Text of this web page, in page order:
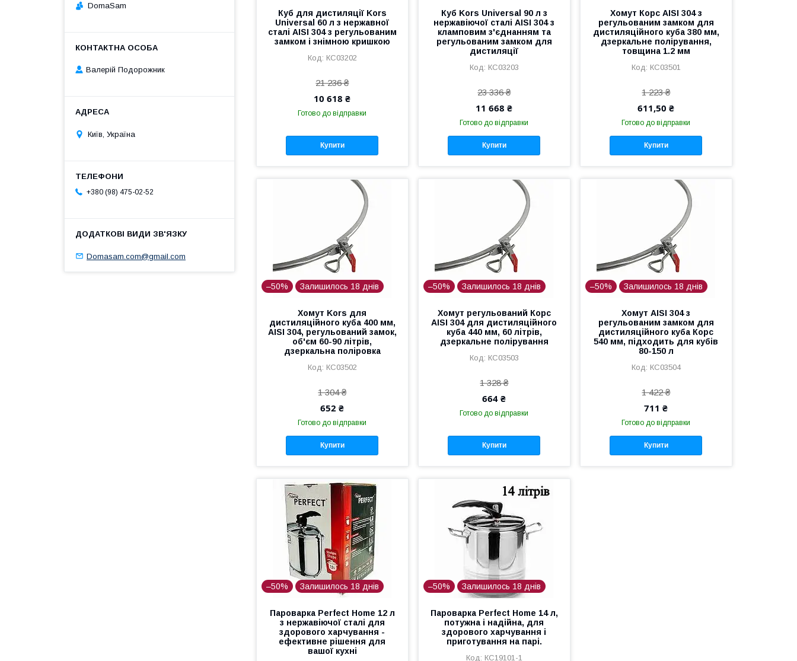
Куб для дистиляції Kors
Universal 60 л з нержавної
сталі AISI 304 з регульованим
замком і знімною кришкою
КС03202
21 236 ₴
10 618 ₴
Готово до відправки
Купити
Куб Kors Universal 90 л з
нержавіючої сталі AISI 304 з
кламповим з'єднанням та
регульованим замком для
дистиляції
КС03203
23 336 ₴
11 668 ₴
Готово до відправки
Купити
Хомут Корс AISI 304 з
регульованим замком для
дистиляційного куба 380 мм,
дзеркальне полірування,
товщина 1.2 мм
КС03501
1 223 ₴
611,50 ₴
Готово до відправки
Купити
–50% Залишилось 18 днів
Хомут Kors для
дистиляційного куба 400 мм,
AISI 304, регульований замок,
об'єм 60-90 літрів,
дзеркальна поліровка
КС03502
1 304 ₴
652 ₴
Готово до відправки
Купити
–50% Залишилось 18 днів
Хомут регульований Корс
AISI 304 для дистиляційного
куба 440 мм, 60 літрів,
дзеркальне полірування
КС03503
1 328 ₴
664 ₴
Готово до відправки
Купити
–50% Залишилось 18 днів
Хомут AISI 304 з
регульованим замком для
дистиляційного куба Корс
540 мм, підходить для кубів
80-150 л
КС03504
1 422 ₴
711 ₴
Готово до відправки
Купити
–50% Залишилось 18 днів
Пароварка Perfect Home 12 л
з нержавіючої сталі для
здорового харчування -
ефективне рішення для
вашої кухні
–50% Залишилось 18 днів
Пароварка Perfect Home 14 л,
потужна і надійна, для
здорового харчування і
приготування на парі.
КС19101-1
DomaSam
Валерій Подорожник
Київ, Україна
+380 (98) 475-02-52
Domasam.com@gmail.com